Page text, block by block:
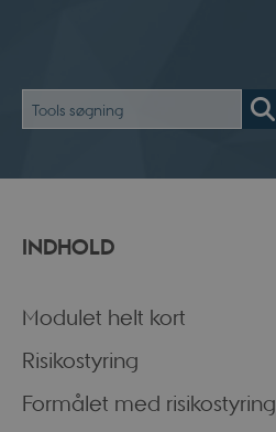
INDHOLD
Modulet helt kort
Risikostyring
Formålet med risikostyring